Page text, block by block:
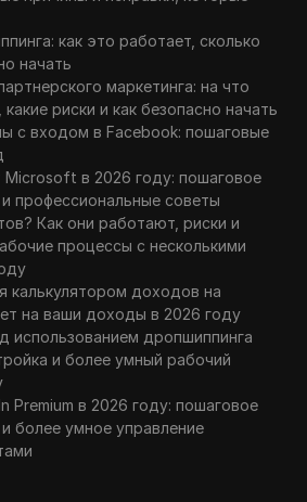
как это работает, сколько
начать
маркетинга: на что
риски и как безопасно начать
с входом в Facebook: пошаговые
Microsoft в 2026 году: пошаговое
профессиональные советы
Как они работают, риски и
процессы с несколькими
калькулятором доходов на
на ваши доходы в 2026 году
использованием дропшиппинга
и более умный рабочий
Premium в 2026 году: пошаговое
более умное управление